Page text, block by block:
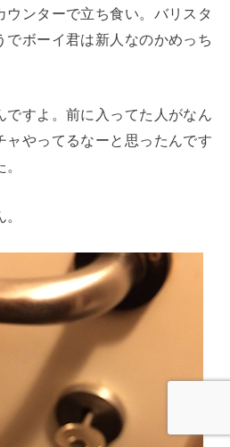
ウンターで立ち食い。バリスタ
でボーイ君は新人なのかめっち
ですよ。前に入ってた人がなん
ャやってるなーと思ったんです